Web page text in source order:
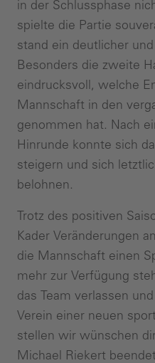
in der Schlussphase
spielte die Partie
stand ein deutlicher
Besonders die zweite
eindrucksvoll, welche
Mannschaft in den
genommen hat. Nach
Hinrunde konnte sich
steigern und sich
belohnen.
Trotz des positiven
Kader Veränderungen
die Mannschaft einen
mehr zur Verfügung
das Team verlassen
Verein einer neuen
stellen wir wünschen
Michael Riekert